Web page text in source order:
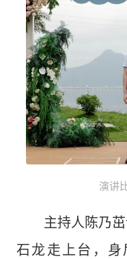
演讲
主持人陈乃茁
石龙走上台，身